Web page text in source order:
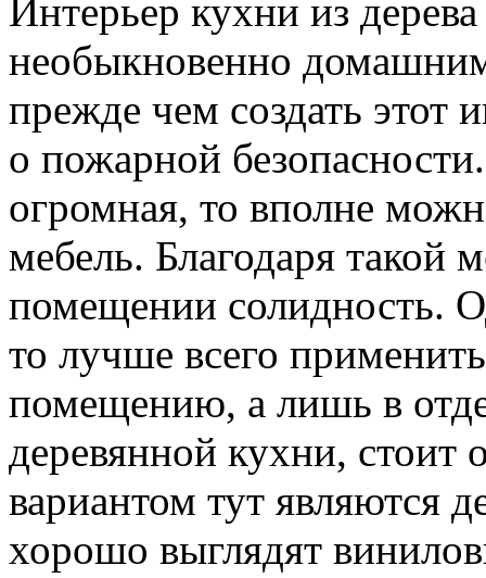
Интерьер кухни из дерева
необыкновенно
прежде чем создать этот
о пожарной
огромная, то вполне
мебель. Благодаря такой
помещении солидность.
то лучше всего
помещению, а лишь в
деревянной кухни, стоит
вариантом тут являются
хорошо выглядят